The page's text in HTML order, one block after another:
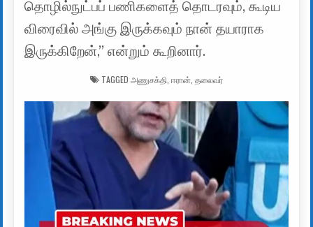
தொழில்நுட்பப் பணிகளைத் தொடரவும், கூடிய
விரைவில் அங்கு இருக்கவும் நான் தயாராக
இருக்கிறேன்,” என்றும் கூறினார்.
TAGGED அணுசக்தி ஈரான் தலைவர்